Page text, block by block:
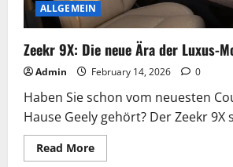
ALLGEMEIN
Zeekr 9X: Die neue Ära der Luxus-
Admin February 14, 2026 0
Haben Sie schon vom neuesten
Hause Geely gehört? Der Zeekr 9X
Read MoreRead
more